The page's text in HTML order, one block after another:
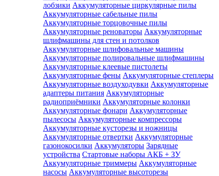
лобзики Аккумуляторные циркулярные пилы
Аккумуляторные сабельные пилы
Аккумуляторные торцовочные пилы
Аккумуляторные реноваторы Аккумуляторные
шлифмашины для стен и потолков
Аккумуляторные шлифовальные машины
Аккумуляторные полировальные шлифмашины
Аккумуляторные клеевые пистолеты
Аккумуляторные фены Аккумуляторные степлеры
Аккумуляторные воздуходувки Аккумуляторные
адаптеры питания Аккумуляторные
радиоприёмники Аккумуляторные колонки
Аккумуляторные фонари Аккумуляторные
пылесосы Аккумуляторные компрессоры
Аккумуляторные кусторезы и ножницы
Аккумуляторные отвертки Аккумуляторные
газонокосилки Аккумуляторы Зарядные
устройства Стартовые наборы АКБ + ЗУ
Аккумуляторные триммеры Аккумуляторные
насосы Аккумуляторные высоторезы